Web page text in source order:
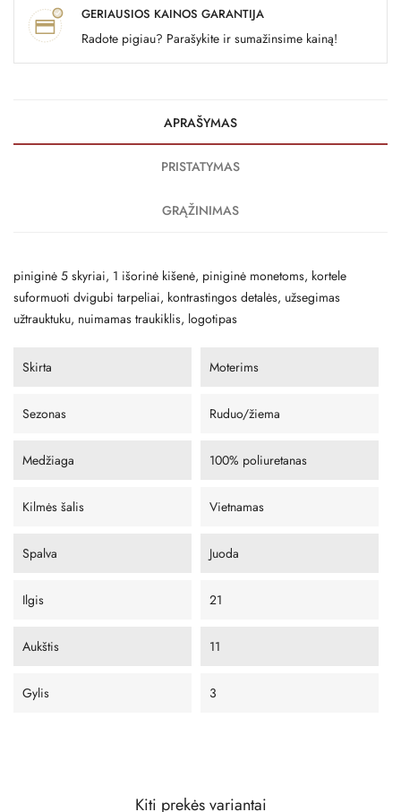
GERIAUSIOS KAINOS GARANTIJA
Radote pigiau? Parašykite ir sumažinsime kainą!
APRAŠYMAS
PRISTATYMAS
GRĄŽINIMAS
piniginė 5 skyriai, 1 išorinė kišenė, piniginė monetoms, kortele
suformuoti dvigubi tarpeliai, kontrastingos detalės, užsegimas
užtrauktuku, nuimamas traukiklis, logotipas
Skirta Moterims
Sezonas Ruduo/žiema
Medžiaga 100% poliuretanas
Kilmės šalis Vietnamas
Spalva Juoda
Ilgis 21
Aukštis 11
Gylis 3
Kiti prekės variantai